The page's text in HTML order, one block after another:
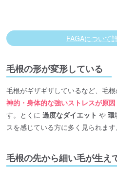
FAGAについて
毛根の形が変形している
毛根がギザギザしているなど、毛
神的・身体的な強いストレスが原因
す。とくに過度なダイエット や環
スを感じている方に多く見られます
毛根の先から細い毛が生え